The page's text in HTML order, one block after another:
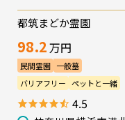
都筑まどか霊園
98.2万円
民間霊園 一般墓
永代供養墓／樹木葬
バリアフリー ペットと一緒
宗教不問
生前申込可
法要施設
管理棟 駐車場
4.5